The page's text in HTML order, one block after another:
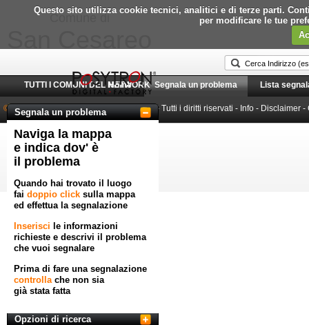
Questo sito utilizza cookie tecnici, analitici e di terze parti.
per modificare le tue
TUTTI I COMUNI DEL NETWORK
Home Segnala un problema Lista
Segnala un problema
Naviga la mappa
e indica dov' è
il problema
Quando hai trovato il luogo
fai doppio click sulla mappa
ed effettua la segnalazione
Inserisci le informazioni
richieste e descrivi il problema
che vuoi segnalare
Prima di fare una segnalazione
controllache non sia
già stata fatta
Opzioni di ricerca
© 2010-2026 Posytron Engineering S.r.l.- Tutti i diritti riservati - Info - Disclaimer -
Powered by GeoWorkflow